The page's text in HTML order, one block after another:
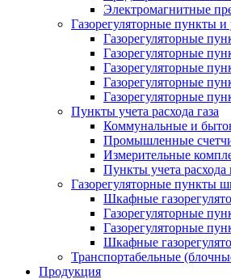
Электромагнитные
Газорегуляторные пункты
Газорегуляторные
Газорегуляторные
Газорегуляторные
Газорегуляторные
Газорегуляторные
Пункты учета расхода газа
Коммунальные и
Промышленные
Измерительные
Пункты учета расхода
Газорегуляторные пункты
Шкафные
Газорегуляторные
Газорегуляторные
Шкафные
Транспортабельные
Продукция